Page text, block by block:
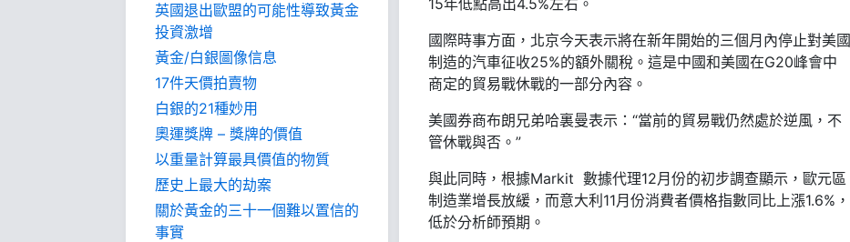
英國退出歐盟的可能性導致黃金
投資激增
黃金/白銀圖像信息
17件天價拍賣物
白銀的21種妙用
奧運獎牌 – 獎牌的價值
以重量計算最具價值的物質
歷史上最大的劫案
關於黃金的三十一個難以置信的
事實
15年低點高出4.5%左右。
國際時事方面，北京今天表示將在新年開始的三個月內停止對美國
制造的汽車征收25%的額外關稅。這是中國和美國在G20峰會中
商定的貿易戰休戰的一部分內容。
美國券商布朗兄弟哈裏曼表示：“當前的貿易戰仍然處於逆風，不
管休戰與否。”
與此同時，根據Markit 數據代理12月份的初步調查顯示，歐元區
制造業增長放緩，而意大利11月份消費者價格指數同比上漲1.6%，
低於分析師預期。